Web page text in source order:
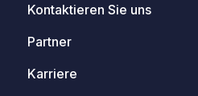
Kontaktieren Sie uns
Partner
Karriere